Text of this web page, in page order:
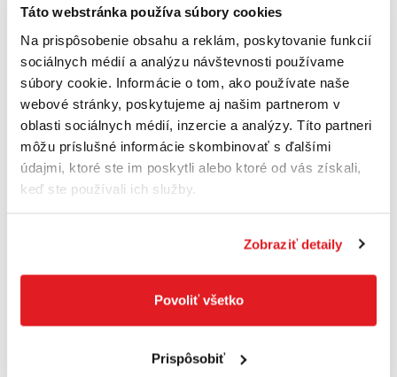
Táto webstránka používa súbory cookies
Na prispôsobenie obsahu a reklám, poskytovanie funkcií
sociálnych médií a analýzu návštevnosti používame
súbory cookie. Informácie o tom, ako používate naše
webové stránky, poskytujeme aj našim partnerom v
oblasti sociálnych médií, inzercie a analýzy. Títo partneri
môžu príslušné informácie skombinovať s ďalšími
údajmi, ktoré ste im poskytli alebo ktoré od vás získali,
keď ste používali ich služby.
Zobraziť detaily
Povoliť všetko
Prispôsobiť
1× modul Bluetooth Low Energy GCY 30-4 1
600 A00 R26
2× akumulátor ProCORE18V 8.0Ah 1 600 A01
6GK
Kartónová škatuľa
Rýchlonabíjačka GAL 18V-160 C Professional
Kapacita akumulátora 1 8,0 Ah